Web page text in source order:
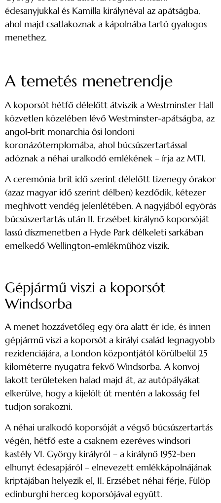
édesanyjukkal és Kamilla királynéval az apátságba,
ahol majd csatlakoznak a kápolnába tartó gyalogos
menethez.
A temetés menetrendje
A koporsót hétfő délelőtt átviszik a Westminster Hall
közvetlen közelében lévő Westminster-apátságba, az
angol-brit monarchia ősi londoni
koronázótemplomába, ahol búcsúszertartással
adóznak a néhai uralkodó emlékének – írja az MTI.
A ceremónia brit idő szerint délelőtt tizenegy órakor
(azaz magyar idő szerint délben) kezdődik, kétezer
meghívott vendég jelenlétében. A nagyjából egyórás
búcsúszertartás után II. Erzsébet királynő koporsóját
lassú díszmenetben a Hyde Park délkeleti sarkában
emelkedő Wellington-emlékműhöz viszik.
Gépjármű viszi a koporsót
Windsorba
A menet hozzávetőleg egy óra alatt ér ide, és innen
gépjármű viszi a koporsót a királyi család legnagyobb
rezidenciájára, a London központjától körülbelül 25
kilométerre nyugatra fekvő Windsorba. A konvoj
lakott területeken halad majd át, az autópályákat
elkerülve, hogy a kijelölt út mentén a lakosság fel
tudjon sorakozni.
A néhai uralkodó koporsóját a végső búcsúszertartás
végén, hétfő este a csaknem ezeréves windsori
kastély VI. György királyról – a királynő 1952-ben
elhunyt édesapjáról – elnevezett emlékkápolnájának
kriptájában helyezik el, II. Erzsébet néhai férje, Fülöp
edinburghi herceg koporsójával együtt.